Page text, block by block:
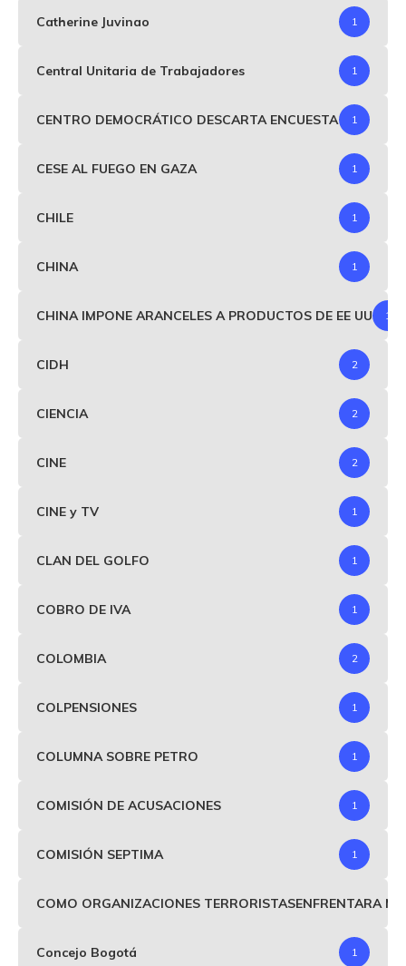
Catherine Juvinao 1
Central Unitaria de Trabajadores 1
CENTRO DEMOCRÁTICO DESCARTA ENCUESTA 1
CESE AL FUEGO EN GAZA 1
CHILE 1
CHINA 1
CHINA IMPONE ARANCELES A PRODUCTOS DE EE UU 1
CIDH 2
CIENCIA 2
CINE 2
CINE y TV 1
CLAN DEL GOLFO 1
COBRO DE IVA 1
COLOMBIA 2
COLPENSIONES 1
COLUMNA SOBRE PETRO 1
COMISIÓN DE ACUSACIONES 1
COMISIÓN SEPTIMA 1
COMO ORGANIZACIONES TERRORISTASENFRENTARA
Concejo Bogotá 1